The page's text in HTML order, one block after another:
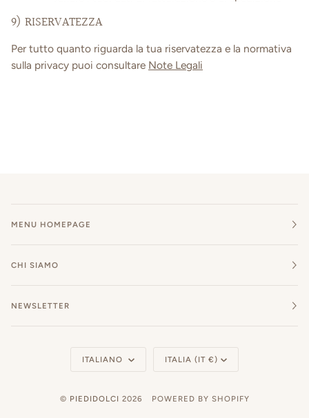
9) RISERVATEZZA
Per tutto quanto riguarda la tua riservatezza e la normativa
sulla privacy puoi consultare Note Legali
MENU HOMEPAGE
CHI SIAMO
NEWSLETTER
Lingua
ITALIANO Valuta
ITALIA (IT €)
© PIEDIDOLCI 2026 POWERED BY SHOPIFY